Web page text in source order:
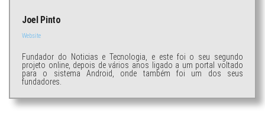
Joel Pinto
Website
Fundador do Noticias e Tecnologia, e este foi o seu segundo
projeto online, depois de vários anos ligado a um portal voltado
para o sistema Android, onde também foi um dos seus
fundadores.